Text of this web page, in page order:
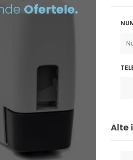
Ofertele.
Alte